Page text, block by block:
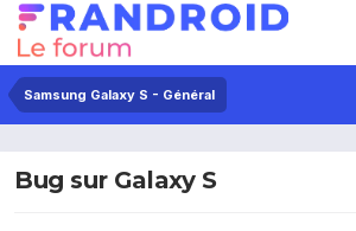
Samsung Galaxy S - Général
Bug sur Galaxy S